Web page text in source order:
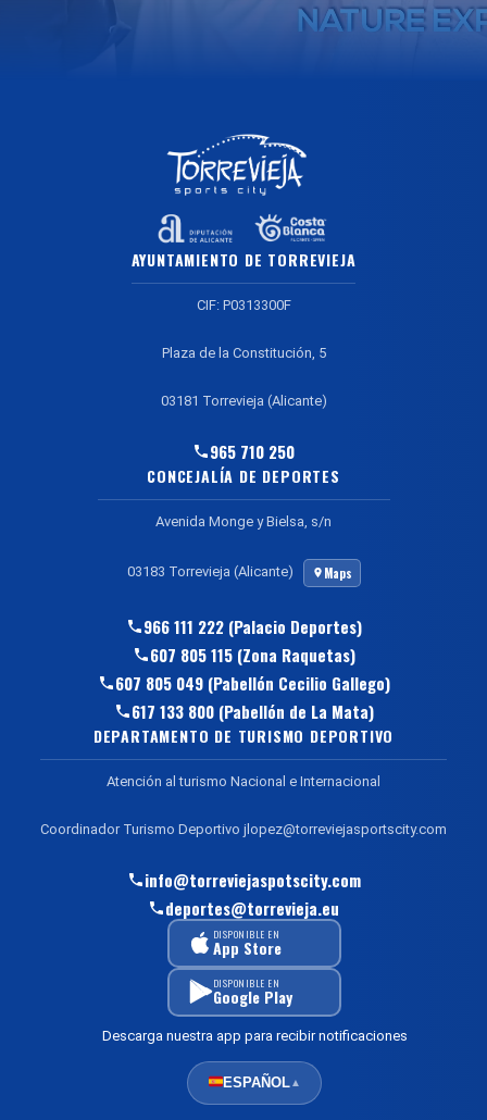
AYUNTAMIENTO DE TORREVIEJA
CIF: P0313300F
Plaza de la Constitución, 5
03181 Torrevieja (Alicante)
965 710 250
CONCEJALÍA DE DEPORTES
Avenida Monge y Bielsa, s/n
03183 Torrevieja (Alicante) Maps
966 111 222 (Palacio Deportes)
607 805 115 (Zona Raquetas)
607 805 049 (Pabellón Cecilio Gallego)
617 133 800 (Pabellón de La Mata)
DEPARTAMENTO DE TURISMO DEPORTIVO
Atención al turismo Nacional e Internacional
Coordinador Turismo Deportivo jlopez@torreviejasportscity.com
info@torreviejaspotscity.com
deportes@torrevieja.eu
DISPONIBLE EN
App Store
DISPONIBLE EN
Google Play
Descarga nuestra app para recibir notificaciones
ESPAÑOL▲